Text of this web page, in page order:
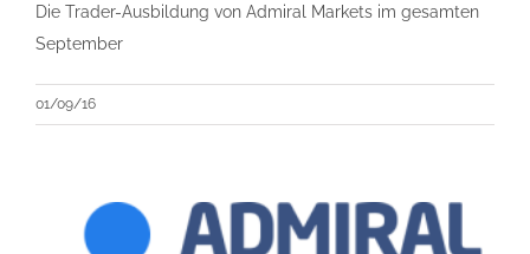
Die Trader-Ausbildung von Admiral Markets im gesamten
September
01/09/16